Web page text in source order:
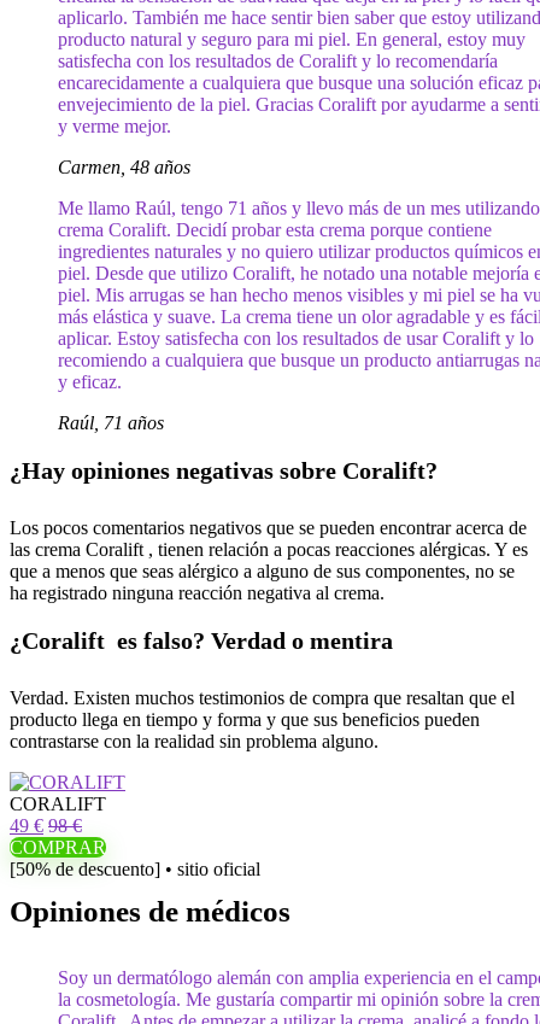
aplicarlo. También me hace sentir bien saber que estoy
producto natural y seguro para mi piel. En general, estoy muy
satisfecha con los resultados de Coralift y lo recomendaría
encarecidamente a cualquiera que busque una solución eficaz
envejecimiento de la piel. Gracias Coralift por ayudarme a
y verme mejor.
Carmen, 48 años
Me llamo Raúl, tengo 71 años y llevo más de un mes
crema Coralift. Decidí probar esta crema porque contiene
ingredientes naturales y no quiero utilizar productos químicos
piel. Desde que utilizo Coralift, he notado una notable mejoría
piel. Mis arrugas se han hecho menos visibles y mi piel se ha
más elástica y suave. La crema tiene un olor agradable y es
aplicar. Estoy satisfecha con los resultados de usar Coralift y lo
recomiendo a cualquiera que busque un producto antiarrugas
y eficaz.
Raúl, 71 años
¿Hay opiniones negativas sobre Coralift?
Los pocos comentarios negativos que se pueden encontrar acerca de
las crema Coralift , tienen relación a pocas reacciones alérgicas. Y es
que a menos que seas alérgico a alguno de sus componentes, no se
ha registrado ninguna reacción negativa al crema.
¿Coralift es falso? Verdad o mentira
Verdad. Existen muchos testimonios de compra que resaltan que el
producto llega en tiempo y forma y que sus beneficios pueden
contrastarse con la realidad sin problema alguno.
CORALIFT
49 € 98 €
COMPRAR
[50% de descuento] • sitio oficial
Opiniones de médicos
Soy un dermatólogo alemán con amplia experiencia en el
la cosmetología. Me gustaría compartir mi opinión sobre la